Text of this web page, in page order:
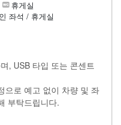
휴게실
좌석 / 휴게실
, USB 타입 또는 콘센트
으로 예고 없이 차량 및 좌
부탁드립니다.